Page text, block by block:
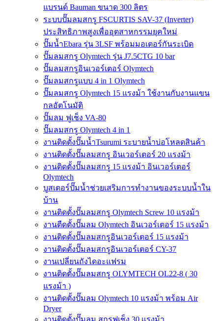
แบรนด์ Bauman ขนาด 300 ลิตร
ระบบปั๊มลมสกรู FSCURTIS SAV-37 (Inverter)
ประสิทธิภาพสูงเพื่ออุตสาหกรรมยุคใหม่
ปั๊มน้ำEbara รุ่น 3LSF พร้อมมอเตอร์กันระเบิด
ปั๊มลมสกรู Olymtech รุ่น J7.5CTG 10 bar
ปั๊มลมสกรูอินเวอร์เตอร์ Olymtech
ปั๊มลมสกรูแบบ 4 in 1 Olymtech
ปั๊มลมสกรู Olymtech 15 แรงม้า ใช้งานกับงานแขน
กลอัตโนมัติ
ปั๊มลม ฟูเช็ง VA-80
ปั๊มลมสกรู Olymtech 4 in 1
งานติดตั้งปั๊มน้ำTsurumi ระบายน้ำบ่อโหลดสินค้า
งานติดตั้งปั๊มลมสกรู อินเวอร์เตอร์ 20 แรงม้า
งานติดตั้งปั๊มลมสกรู 15 แรงม้า อินเวอร์เตอร์
Olymtech
บูสเตอร์ปั๊มน้ำช่วยเสริมการทำงานของระบบน้ำใน
บ้าน
งานติดตั้งปั๊มลมสกรู Olymtech Screw 10 แรงม้า
งานตืดตั้งปั๊มลม Olymtech อินเวอร์เตอร์ 15 แรงม้า
งานติดตั้งปั๊มลมสกรูอินเวอร์เตอร์ 15 แรงม้า
งานติดตั้งปั๊มลมสกรูอินเวอร์เตอร์ CY-37
งานเปลี่ยนถังไดอะแฟรม
งานติดตั้งปั๊มลมสกรู OLYMTECH OL22-8 ( 30
แรงม้า )
งานติดตั้งปั๊มลม Olymtech 10 แรงม้า พร้อม Air
Dryer
งานติดตั้งปั๊มลม สกรูฟูเช็ง 30 แรงม้า